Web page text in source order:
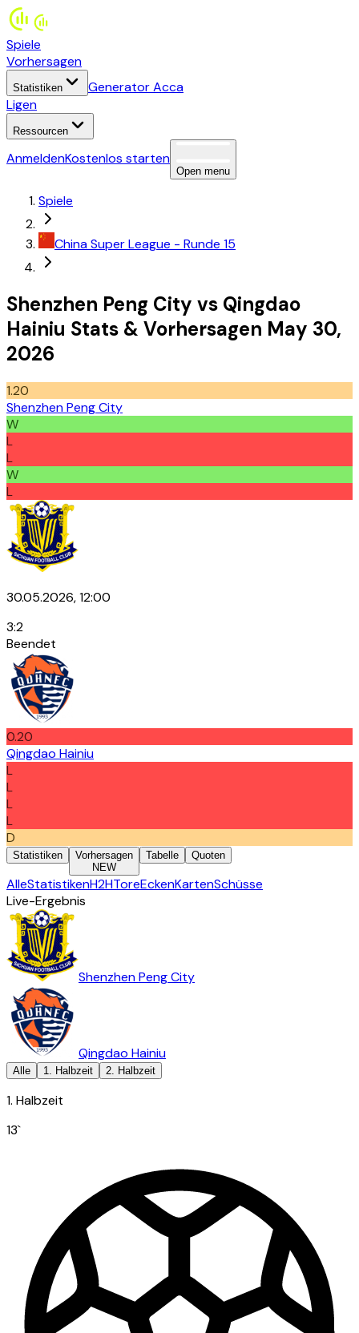
Spiele
Vorhersagen
Statistiken
Generator Acca
Ligen
Ressourcen
AnmeldenKostenlos starten
Open menu
Spiele
ChinaSuper League - Runde 15
Shenzhen Peng City vs Qingdao
Hainiu Stats & Vorhersagen May 30,
2026
1.20
Shenzhen Peng City
W
L
L
W
L
30.05.2026, 12:00
3:2
Beendet
0.20
Qingdao Hainiu
L
L
L
L
D
Statistiken
Vorhersagen
NEW
Tabelle Quoten
AlleStatistikenH2HToreEckenKartenSchüsse
Live-Ergebnis
Shenzhen Peng City
Qingdao Hainiu
Alle 1. Halbzeit 2. Halbzeit
1. Halbzeit
13`